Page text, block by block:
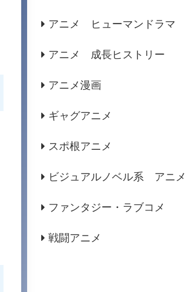
アニメ ヒューマンドラマ
アニメ 成長ヒストリー
アニメ漫画
ギャグアニメ
スポ根アニメ
ビジュアルノベル系 アニメ
ファンタジー・ラブコメ
戦闘アニメ